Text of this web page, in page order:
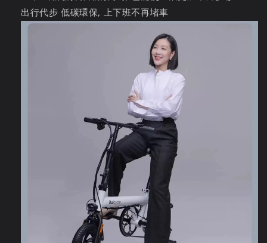
出行代步 低碳環保, 上下班不再堵車